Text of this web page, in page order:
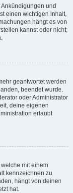
und
einen wichtigen Inhalt,
hängt es von
kannst oder nicht;
geantwortet werden
beendet wurde.
oder Administrator
deine eigenen
erlaubt
mit einem
kennzeichnen zu
hängt von deinen
hat.